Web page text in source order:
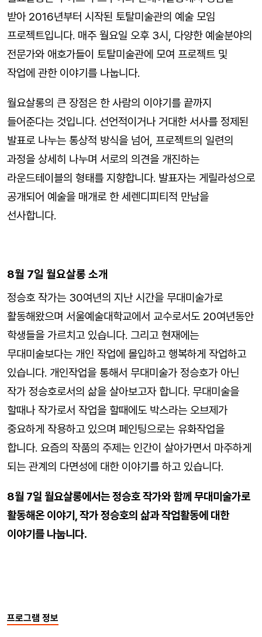
받아 2016년부터 시작된 토탈미술관의 예술 모임
프로젝트입니다. 매주 월요일 오후 3시, 다양한 예술분야의
전문가와 애호가들이 토탈미술관에 모여 프로젝트 및
작업에 관한 이야기를 나눕니다.
월요살롱의 큰 장점은 한 사람의 이야기를 끝까지
들어준다는 것입니다. 선언적이거나 거대한 서사를 정제된
발표로 나누는 통상적 방식을 넘어, 프로젝트의 일련의
과정을 상세히 나누며 서로의 의견을 개진하는
라운드테이블의 형태를 지향합니다. 발표자는 게릴라성으로
공개되어 예술을 매개로 한 세렌디피티적 만남을
선사합니다.
8월 7일 월요살롱 소개
정승호 작가는 30여년의 지난 시간을 무대미술가로
활동해왔으며 서울예술대학교에서 교수로서도 20여년동안
학생들을 가르치고 있습니다. 그리고 현재에는
무대미술보다는 개인 작업에 몰입하고 행복하게 작업하고
있습니다. 개인작업을 통해서 무대미술가 정승호가 아닌
작가 정승호로서의 삶을 살아보고자 합니다. 무대미술을
할때나 작가로서 작업을 할때에도 박스라는 오브제가
중요하게 작용하고 있으며 페인팅으로는 유화작업을
합니다. 요즘의 작품의 주제는 인간이 살아가면서 마주하게
되는 관계의 다면성에 대한 이야기를 하고 있습니다.
8월 7일 월요살롱에서는 정승호 작가와 함께 무대미술가로
활동해온 이야기, 작가 정승호의 삶과 작업활동에 대한
이야기를 나눕니다.
프로그램 정보